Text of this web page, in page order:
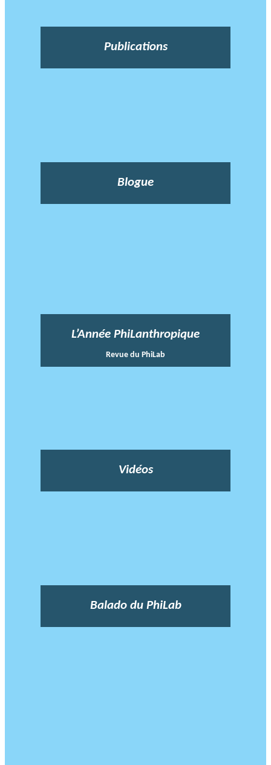
Publications
Blogue
L’Année PhiLanthropique
Revue du PhiLab
Vidéos
Balado du PhiLab